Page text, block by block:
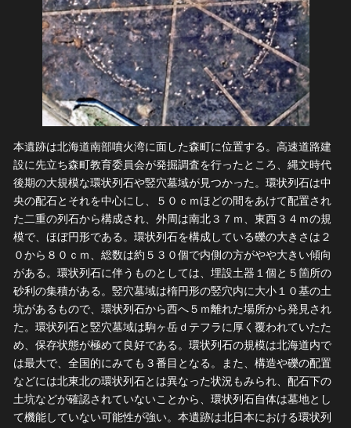
文化遺産データベース
国指定文化財等データベース
本遺跡は北海道南部噴火湾に面した森町に位置する。高速道路建
設に先立ち森町教育委員会が発掘調査を行ったところ、縄文時代
後期の大規模な環状列石や竪穴墓域が見つかった。環状列石は中
央の配石とそれを中心にし、５０ｃｍほどの間をあけて配置され
た二重の列石から構成され、外周は南北３７ｍ、東西３４ｍの規
模で、ほぼ円形である。環状列石を構成している礫の大きさは２
０から８０ｃｍ、総数は約５３０個で内側の方がやや大きい傾向
がある。環状列石に伴うものとしては、埋設土器１個と５箇所の
砂利の集積がある。竪穴墓域は楕円形の竪穴内に大小１０基の土
坑があるもので、環状列石から西へ５ｍ離れた場所から発見され
た。環状列石と竪穴墓域は駒ヶ岳ｄテフラに厚く覆われていたた
め、保存状態が極めて良好である。環状列石の規模は北海道内で
は最大で、全国的にみても３番目となる。また、構造や礫の配置
などには北東北の環状列石とは異なった状況もみられ、配石下の
土坑などが確認されていないことから、環状列石自体は墓地とし
て機能していない可能性が強い。本遺跡は北日本における環状列